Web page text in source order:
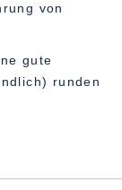
von
gute
runden